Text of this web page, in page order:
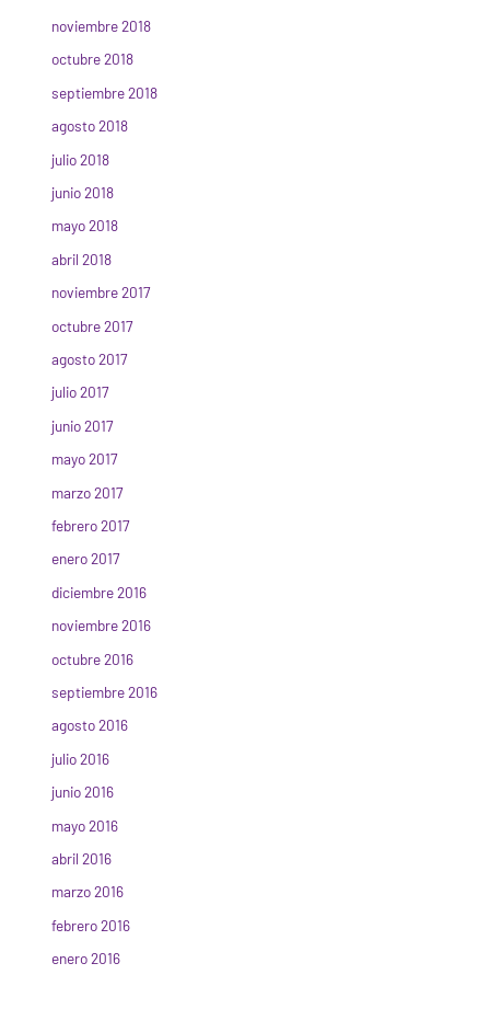
noviembre 2018
octubre 2018
septiembre 2018
agosto 2018
julio 2018
junio 2018
mayo 2018
abril 2018
noviembre 2017
octubre 2017
agosto 2017
julio 2017
junio 2017
mayo 2017
marzo 2017
febrero 2017
enero 2017
diciembre 2016
noviembre 2016
octubre 2016
septiembre 2016
agosto 2016
julio 2016
junio 2016
mayo 2016
abril 2016
marzo 2016
febrero 2016
enero 2016